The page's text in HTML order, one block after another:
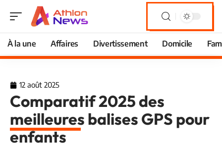
À la une Affaires Divertissement Domicile
12 août 2025
Comparatif 2025 des
meilleures balises GPS pour
enfants